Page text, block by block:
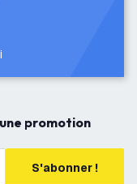
promotion
S'abonner !